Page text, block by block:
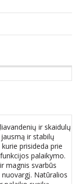
ir skaidulų
ir stabilų
prisideda prie
palaikymo.
magnis svarbūs
Natūralios